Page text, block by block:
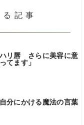
記事
リ唇 さらに美容に意
てます」
分にかける魔法の言葉